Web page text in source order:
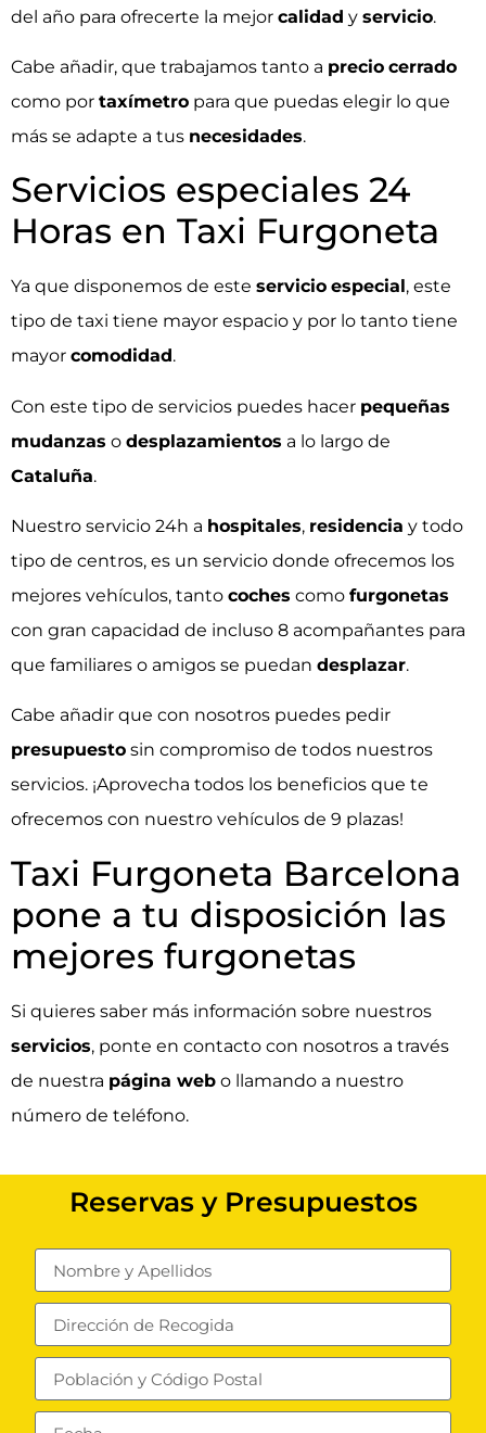
del año para ofrecerte la mejor calidad y servicio.
Cabe añadir, que trabajamos tanto a precio cerrado
como por taxímetro para que puedas elegir lo que
más se adapte a tus necesidades.
Servicios especiales 24
Horas en Taxi Furgoneta
Ya que disponemos de este servicio especial, este
tipo de taxi tiene mayor espacio y por lo tanto tiene
mayor comodidad.
Con este tipo de servicios puedes hacer pequeñas
mudanzas o desplazamientos a lo largo de
Cataluña.
Nuestro servicio 24h a hospitales, residencia y todo
tipo de centros, es un servicio donde ofrecemos los
mejores vehículos, tanto coches como furgonetas
con gran capacidad de incluso 8 acompañantes para
que familiares o amigos se puedan desplazar.
Cabe añadir que con nosotros puedes pedir
presupuesto sin compromiso de todos nuestros
servicios. ¡Aprovecha todos los beneficios que te
ofrecemos con nuestro vehículos de 9 plazas!
Taxi Furgoneta Barcelona
pone a tu disposición las
mejores furgonetas
Si quieres saber más información sobre nuestros
servicios, ponte en contacto con nosotros a través
de nuestra página web o llamando a nuestro
número de teléfono.
Reservas y Presupuestos